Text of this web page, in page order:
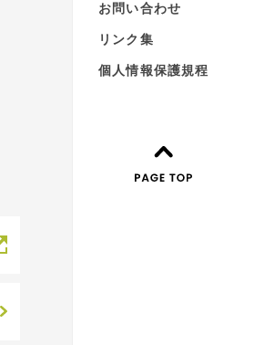
お問い合わせ
リンク集
個人情報保護規程